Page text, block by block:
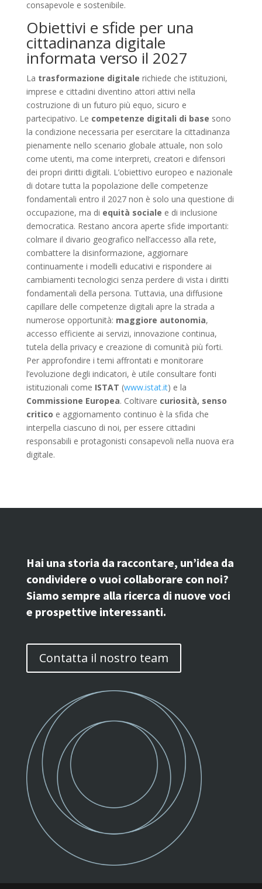
consapevole e sostenibile.
Obiettivi e sfide per una
cittadinanza digitale
informata verso il 2027
La trasformazione digitale richiede che istituzioni,
imprese e cittadini diventino attori attivi nella
costruzione di un futuro più equo, sicuro e
partecipativo. Le competenze digitali di base sono
la condizione necessaria per esercitare la cittadinanza
pienamente nello scenario globale attuale, non solo
come utenti, ma come interpreti, creatori e difensori
dei propri diritti digitali. L’obiettivo europeo e nazionale
di dotare tutta la popolazione delle competenze
fondamentali entro il 2027 non è solo una questione di
occupazione, ma di equità sociale e di inclusione
democratica. Restano ancora aperte sfide importanti:
colmare il divario geografico nell’accesso alla rete,
combattere la disinformazione, aggiornare
continuamente i modelli educativi e rispondere ai
cambiamenti tecnologici senza perdere di vista i diritti
fondamentali della persona. Tuttavia, una diffusione
capillare delle competenze digitali apre la strada a
numerose opportunità: maggiore autonomia,
accesso efficiente ai servizi, innovazione continua,
tutela della privacy e creazione di comunità più forti.
Per approfondire i temi affrontati e monitorare
l’evoluzione degli indicatori, è utile consultare fonti
istituzionali come ISTAT (www.istat.it) e la
Commissione Europea. Coltivare curiosità, senso
critico e aggiornamento continuo è la sfida che
interpella ciascuno di noi, per essere cittadini
responsabili e protagonisti consapevoli nella nuova era
digitale.
Hai una storia da raccontare, un’idea da
condividere o vuoi collaborare con noi?
Siamo sempre alla ricerca di nuove voci
e prospettive interessanti.
Contatta il nostro team